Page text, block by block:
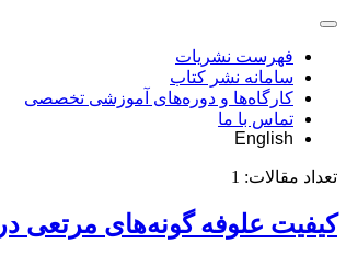
فهرست نشریات
سامانه نشر کتاب
کارگاه‌ها و دوره‌های آموزشی تخصصی
تماس با ما
English
تعداد مقالات: 1
کیفیت علوفه گونه‌های مرتعی